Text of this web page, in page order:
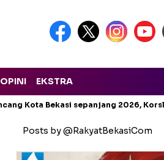
OPINI EKSTRA
Kota Bekasi sepanjang 2026,
Posts by @RakyatBekasiCom